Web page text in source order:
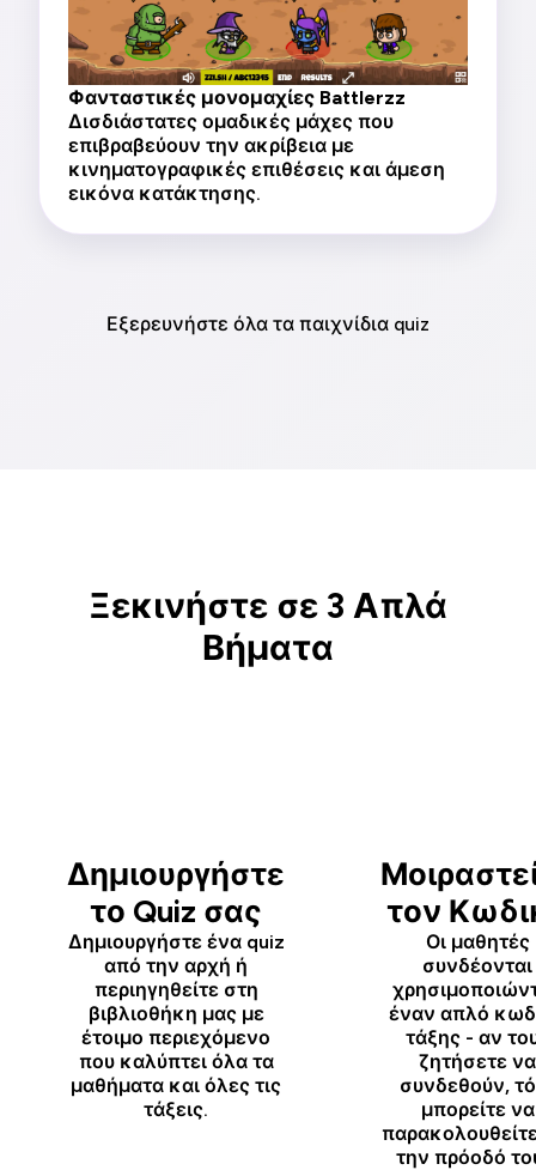
Φανταστικές μονομαχίες Battlerzz
Δισδιάστατες ομαδικές μάχες που
επιβραβεύουν την ακρίβεια με
κινηματογραφικές επιθέσεις και άμεση
εικόνα κατάκτησης.
Εξερευνήστε όλα τα παιχνίδια quiz
Ξεκινήστε σε 3 Απλά
Βήματα
Δημιουργήστε
το Quiz σας
Δημιουργήστε ένα quiz
από την αρχή ή
περιηγηθείτε στη
βιβλιοθήκη μας με
έτοιμο περιεχόμενο
που καλύπτει όλα τα
μαθήματα και όλες τις
τάξεις.
τον
Οι μαθητές
συνδέονται
έναν απλό
τάξης - αν
ζητήσετε να
συνδεθούν,
μπορείτε να
την πρόοδό